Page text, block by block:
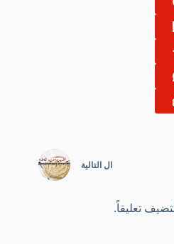
ال التالية
تعليقاً.